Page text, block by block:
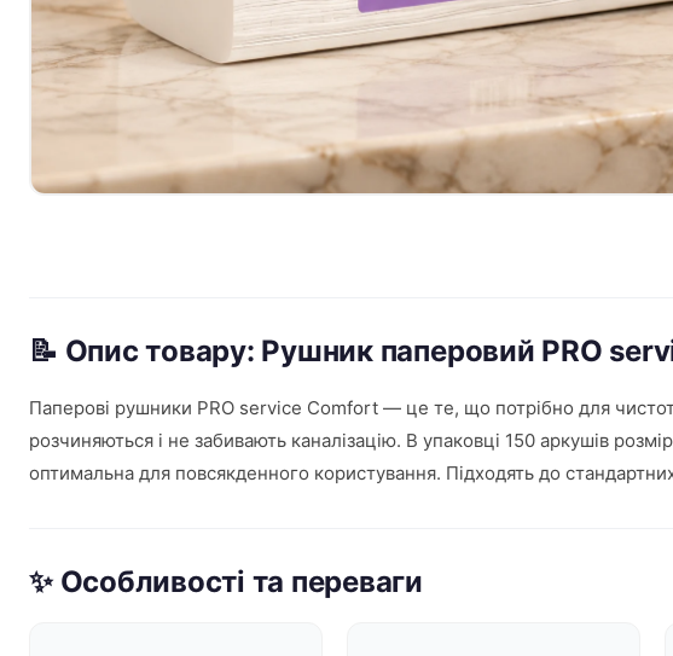
📝 Опис товару: Рушник паперовий PRO
Паперові рушники PRO service Comfort — це те, що потрібно для
розчиняються і не забивають каналізацію. В упаковці 150 аркушів
оптимальна для повсякденного користування. Підходять до
✨ Особливості та переваги